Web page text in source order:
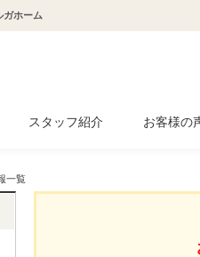
ガホーム
スタッフ紹介 お客様の
一覧